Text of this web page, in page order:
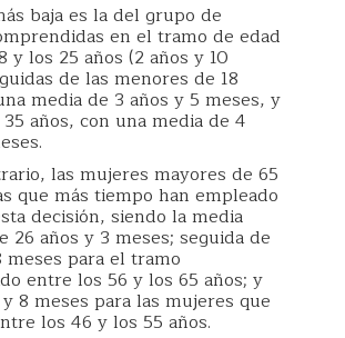
baja es la del grupo de
en el tramo de edad
y los 25 años (2 años y 10
de las menores de 18
media de 3 años y 5 meses, y
años, con una media de 4
las mujeres mayores de 65
que más tiempo han empleado
decisión, siendo la media
26 años y 3 meses; seguida de
meses para el tramo
entre los 56 y los 65 años; y
8 meses para las mujeres que
los 46 y los 55 años.